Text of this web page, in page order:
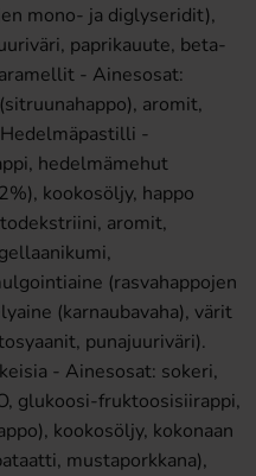
mono- ja diglyseridit),
paprikauute, beta-
- Ainesosat:
aromit,
-
hedelmämehut
kookosöljy, happo
aromit,
(rasvahappojen
(karnaubavaha), värit
punajuuriväri).
- Ainesosat: sokeri,
glukoosi-fruktoosisiirappi,
kookosöljy, kokonaan
mustaporkkana),